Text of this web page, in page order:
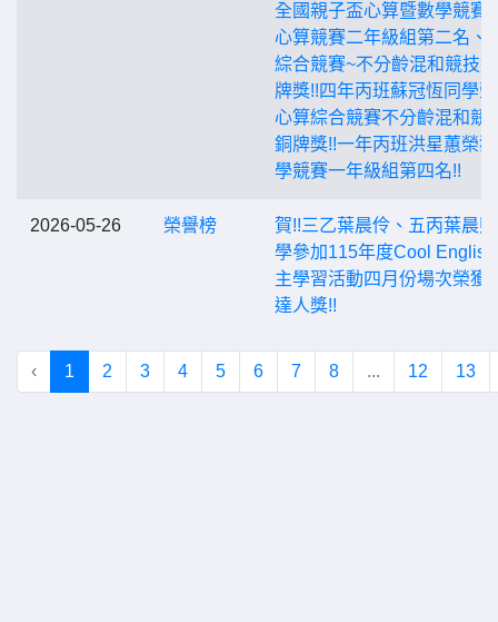
全國親子盃心算暨數學競賽
心算競賽二年級組第二名、
綜合競賽~不分齡混和競技
牌獎!!四年丙班蘇冠恆同學
心算綜合競賽不分齡混和競
銅牌獎!!一年丙班洪星蕙榮
學競賽一年級組第四名!!
2026-05-26 榮譽榜
賀!!三乙葉晨伶、五丙葉晨
學參加115年度Cool
主學習活動四月份場次榮獲
達人獎!!
‹ 1 2 3 4 5 6 7 8 ... 12 13